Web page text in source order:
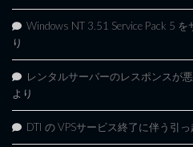
Windows NT 3.51 Service Pack 5
り
レンタルサーバーのレスポンスが
より
DTI の VPSサービス終了に伴う引